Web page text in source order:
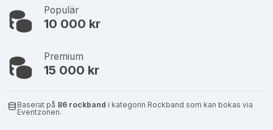
Populär
10 000 kr
Premium
15 000 kr
Baserat på 86 rockband i kategorin Rockband som kan bokas via
Eventzonen.